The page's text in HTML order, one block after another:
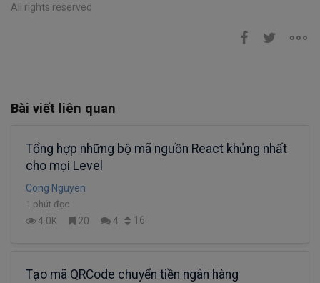
All rights reserved
Bài viết liên quan
Tổng hợp những bộ mã nguồn React khủng nhất
cho mọi Level
Cong Nguyen
1 phút đọc
4.0K 20 4 16
Tạo mã QRCode chuyển tiền ngân hàng